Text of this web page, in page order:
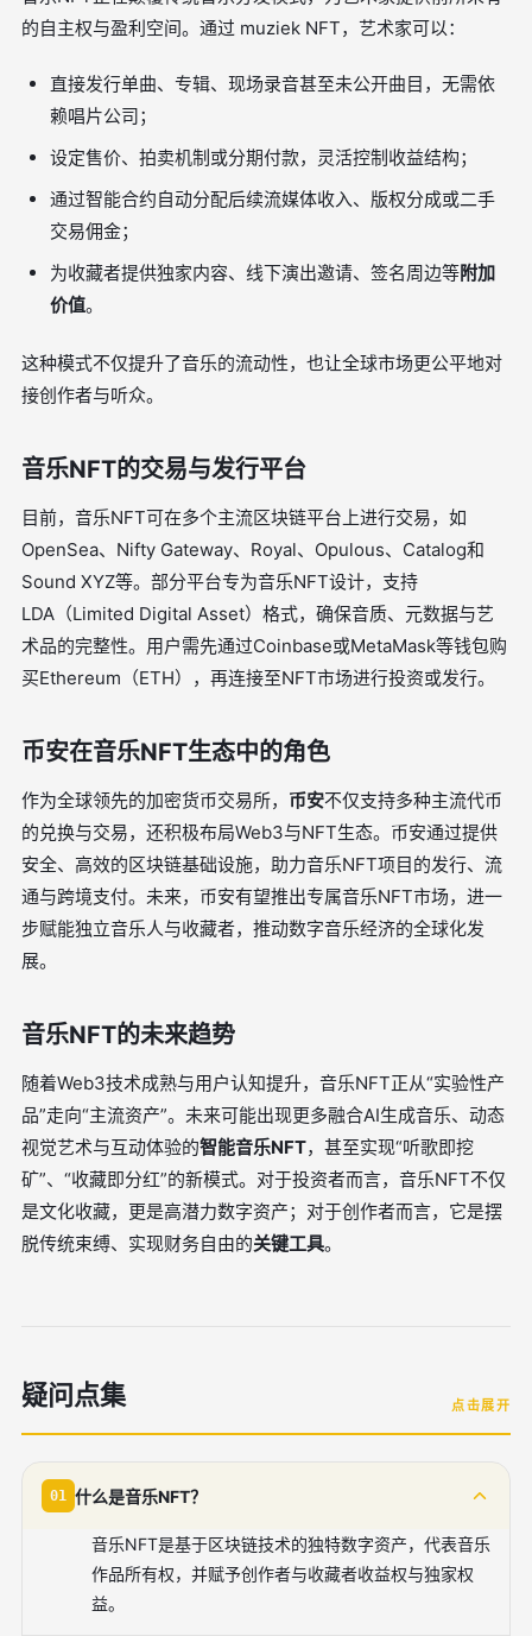
的自主权与盈利空间。通过 muziek NFT，艺术家可以：
直接发行单曲、专辑、现场录音甚至未公开曲目，无需依
赖唱片公司；
设定售价、拍卖机制或分期付款，灵活控制收益结构；
通过智能合约自动分配后续流媒体收入、版权分成或二手
交易佣金；
为收藏者提供独家内容、线下演出邀请、签名周边等附加
价值。
这种模式不仅提升了音乐的流动性，也让全球市场更公平地对
接创作者与听众。
音乐NFT的交易与发行平台
目前，音乐NFT可在多个主流区块链平台上进行交易，如
OpenSea、Nifty Gateway、Royal、Opulous、Catalog和
Sound XYZ等。部分平台专为音乐NFT设计，支持
LDA（Limited Digital Asset）格式，确保音质、元数据与艺
术品的完整性。用户需先通过Coinbase或MetaMask等钱包购
买Ethereum（ETH），再连接至NFT市场进行投资或发行。
币安在音乐NFT生态中的角色
作为全球领先的加密货币交易所， 币安不仅支持多种主流代币
的兑换与交易，还积极布局Web3与NFT生态。币安通过提供
安全、高效的区块链基础设施，助力音乐NFT项目的发行、流
通与跨境支付。未来，币安有望推出专属音乐NFT市场，进一
步赋能独立音乐人与收藏者，推动数字音乐经济的全球化发
展。
音乐NFT的未来趋势
随着Web3技术成熟与用户认知提升，音乐NFT正从“实验性产
品”走向“主流资产”。未来可能出现更多融合AI生成音乐、动态
视觉艺术与互动体验的智能音乐NFT，甚至实现“听歌即挖
矿”、“收藏即分红”的新模式。对于投资者而言，音乐NFT不仅
是文化收藏，更是高潜力数字资产；对于创作者而言，它是摆
脱传统束缚、实现财务自由的关键工具。
疑问点集 点击展开
01 什么是音乐NFT？
音乐NFT是基于区块链技术的独特数字资产，代表音乐
作品所有权，并赋予创作者与收藏者收益权与独家权
益。